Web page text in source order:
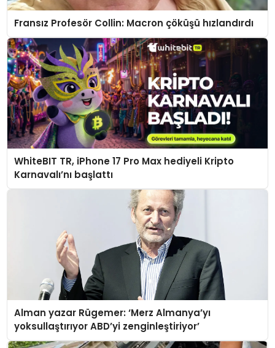
Fransız Profesör Collin: Macron çöküşü hızlandırdı
WhiteBIT TR, iPhone 17 Pro Max hediyeli Kripto
Karnavalı’nı başlattı
Alman yazar Rügemer: ‘Merz Almanya’yı
yoksullaştırıyor ABD’yi zenginleştiriyor’